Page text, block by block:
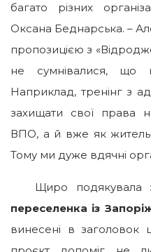
багато різних
Оксана Беднарська. –
пропозицією з
не сумнівалися, що
Наприклад, тренінг з
захищати свої права
ВПО, а й вже як
Тому ми дуже вдячні
Щиро подякувала
переселенка із
винесені в заголовок